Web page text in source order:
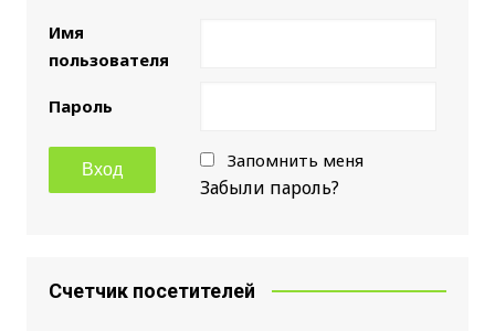
Имя
пользователя
Пароль
Запомнить меня
Забыли пароль?
Счетчик посетителей